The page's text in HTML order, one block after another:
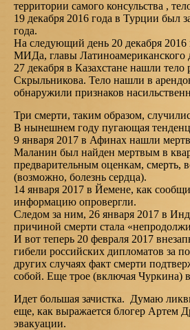
территории самого консульства ,
19 декабря 2016 года в Турции был
года.
На следующий день 20 декабря
МИДа, главы Латиноамериканского
27 декабря в Казахстане нашли
Скрыльникова. Тело нашли в
обнаружили признаков
Три смерти, таким образом,
В нынешнем году пугающая
9 января 2017 в Афинах нашли
Маланин был найден мертвым в
предварительным оценкам, смерть,
(возможно, болезнь сердца).
14 января 2017 в Йемене, как
информацию опровергли.
Следом за ним, 26 января 2017 в
причиной смерти стала
И вот теперь 20 февраля 2017
гибели российских дипломатов за
других случаях факт смерти
собой. Еще трое (включая Чуркина)
Идет большая зачистка. Думаю
еще, как выражается блогер Артем
эвакуации.